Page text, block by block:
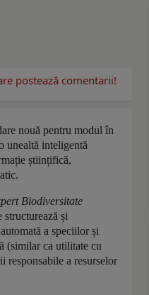
postează comentarii!
nouă pentru modul în
unealtă inteligentă
științifică,
Biodiversitate
și
a speciilor și
(similar ca utilitate cu
responsabile a resurselor